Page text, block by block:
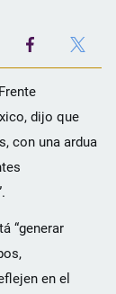
dijo que
con una ardua
“generar
en el